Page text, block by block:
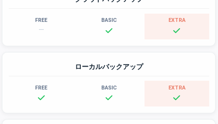
—
ローカルバックアップ